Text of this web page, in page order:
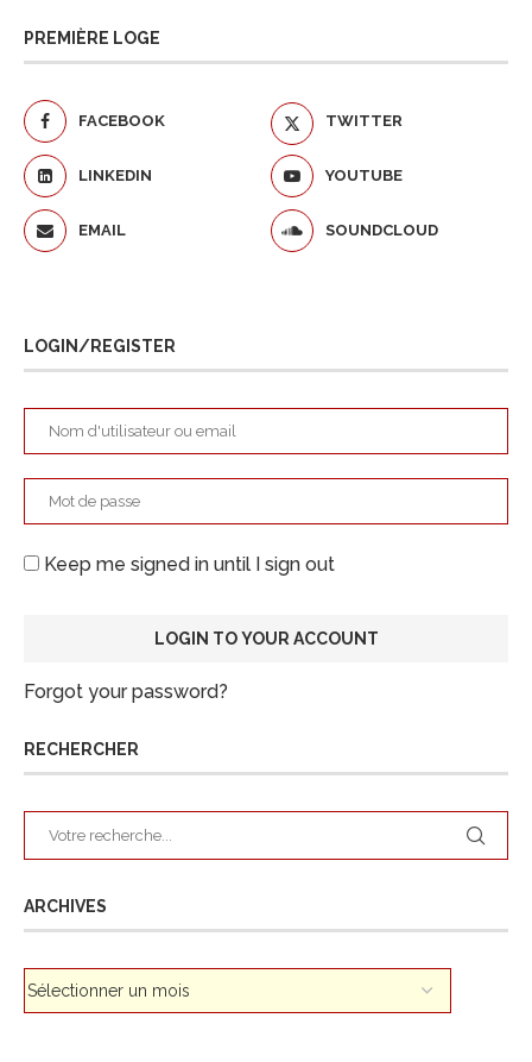
PREMIÈRE LOGE
FACEBOOK TWITTER
LINKEDIN YOUTUBE
EMAIL SOUNDCLOUD
LOGIN/REGISTER
Keep me signed in until I sign out
Forgot your password?
RECHERCHER
ARCHIVES